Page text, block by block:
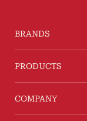
BRANDS
PRODUCTS
COMPANY